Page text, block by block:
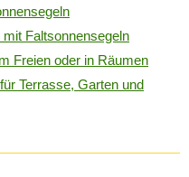
Faltsonnensegeln
Freien oder in Räumen
Terrasse, Garten und